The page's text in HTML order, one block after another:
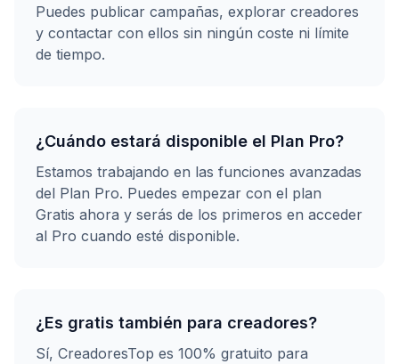
Puedes publicar campañas, explorar creadores
y contactar con ellos sin ningún coste ni límite
de tiempo.
¿Cuándo estará disponible el Plan Pro?
Estamos trabajando en las funciones avanzadas
del Plan Pro. Puedes empezar con el plan
Gratis ahora y serás de los primeros en acceder
al Pro cuando esté disponible.
¿Es gratis también para creadores?
Sí, CreadoresTop es 100% gratuito para